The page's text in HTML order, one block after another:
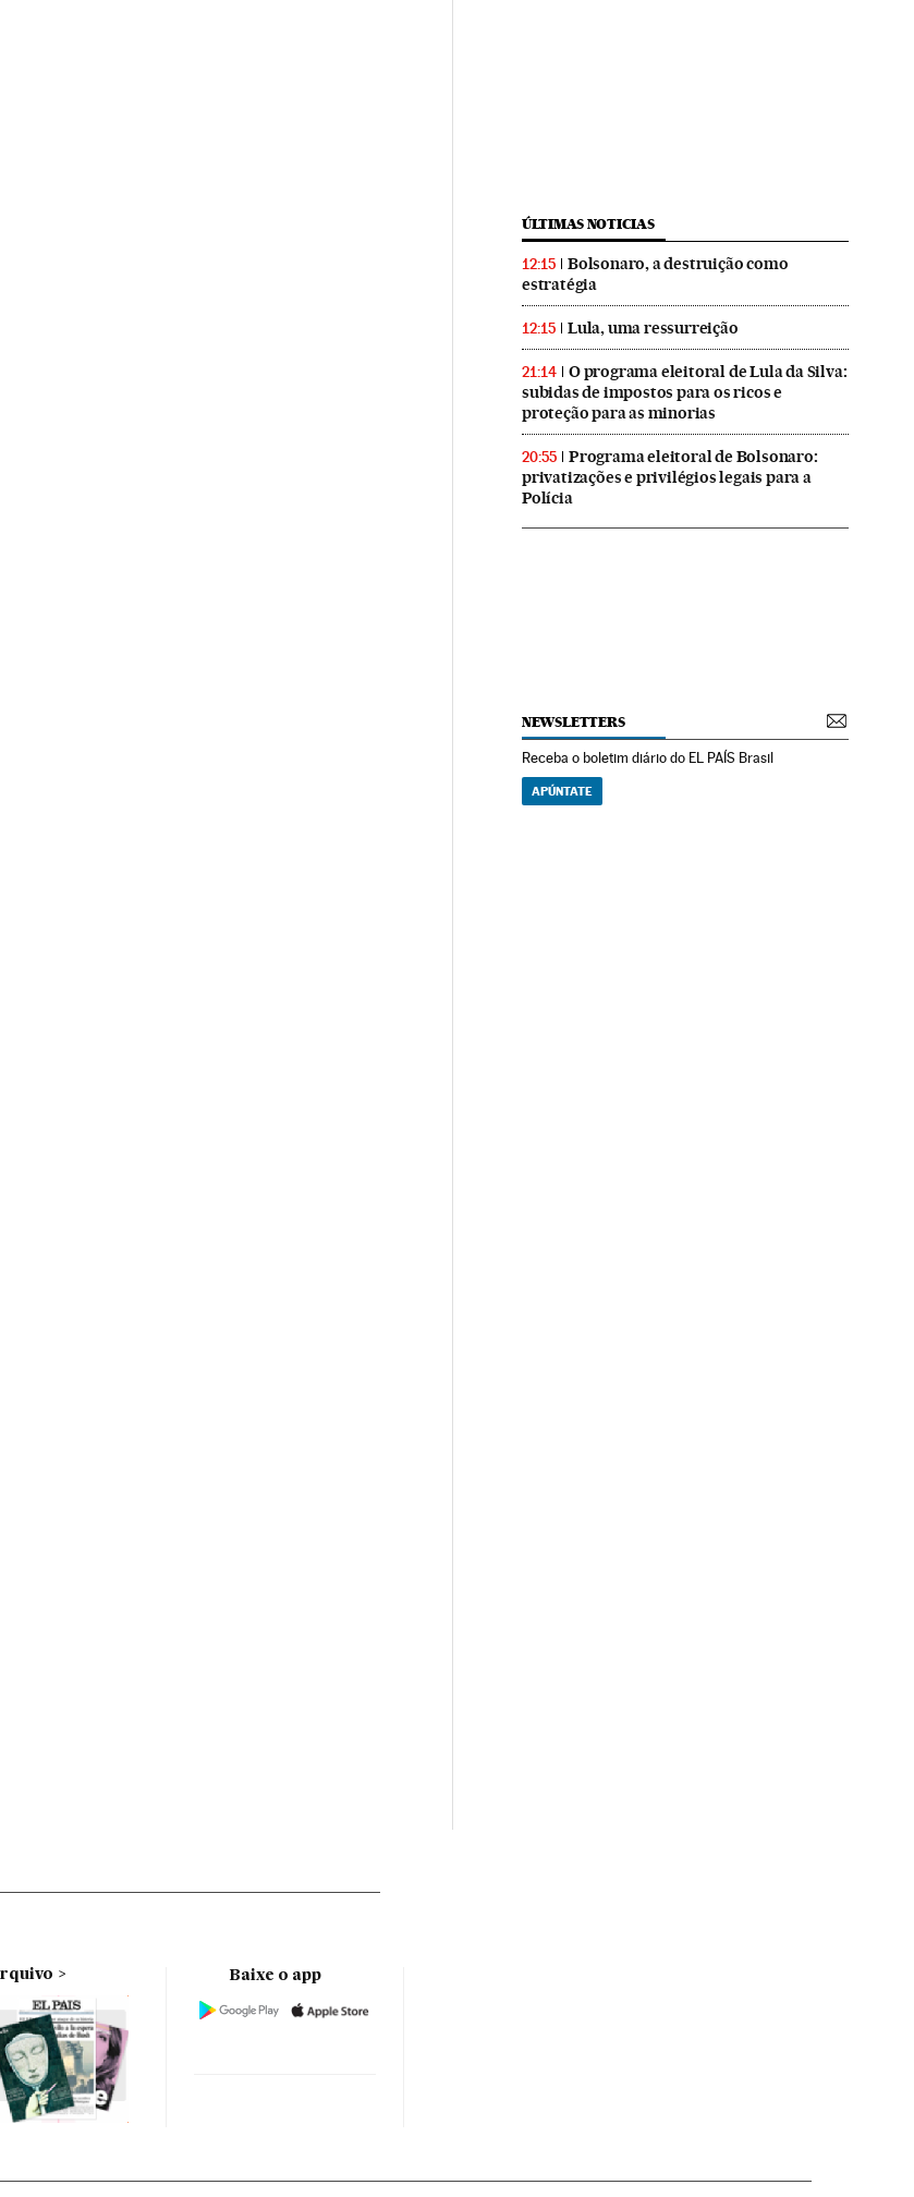
ÚLTIMAS NOTICIAS
12:15
Bolsonaro, a destruição como
estratégia
12:15 Lula, uma ressurreição
21:14
O programa eleitoral de Lula da Silva:
subidas de impostos para os ricos e
proteção para as minorias
20:55
Programa eleitoral de Bolsonaro:
privatizações e privilégios legais para a
Polícia
NEWSLETTERS
Receba o boletim diário do EL PAÍS Brasil
APÚNTATE
Baixe o app